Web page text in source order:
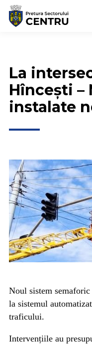
La
Hîncești –
instalate
Noul sistem
la sistemul
traficului.
Intervențiile au